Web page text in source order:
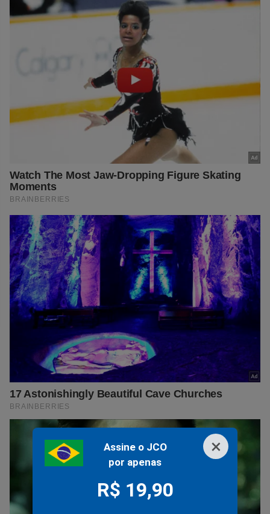
×
Assine o JCO
por apenas
R$ 19,90